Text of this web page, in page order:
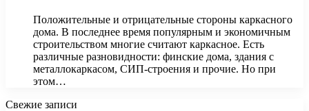
Положительные и отрицательные стороны каркасного
дома. В последнее время популярным и экономичным
строительством многие считают каркасное. Есть
различные разновидности: финские дома, здания с
металлокаркасом, СИП-строения и прочие. Но при
этом…
Свежие записи